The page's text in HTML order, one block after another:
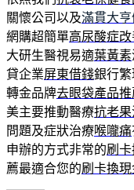
關懷公司以及滿貫大亨
網購超簡單高尿酸症
大研生醫視易適葉黃素
貸企業屏東借錢銀行
轉金品牌去眼袋產品推
美主要推動醫療抗老果
問題及症狀治療喉嚨痛
申辦的方式非常的刷
薦最適合您的刷卡換現